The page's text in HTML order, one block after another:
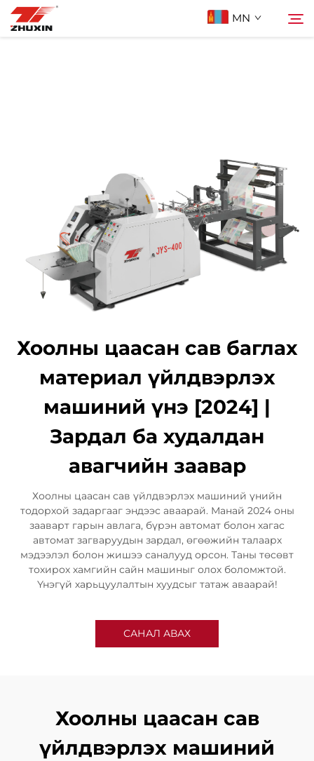
MN
Холбоо Барих
Түгээмэл асуулт
Хоолны цаасан сав баглах
материал үйлдвэрлэх
машиний үнэ [2024] |
Зардал ба худалдан
авагчийн заавар
Хоолны цаасан сав үйлдвэрлэх машиний үнийн
тодорхой задаргааг эндээс аваарай. Манай 2024 оны
зааварт гарын авлага, бүрэн автомат болон хагас
автомат загваруудын зардал, өгөөжийн талаарх
мэдээлэл болон жишээ саналууд орсон. Таны төсөвт
тохирох хамгийн сайн машиныг олох боломжтой.
Үнэгүй харьцуулалтын хуудсыг татаж аваарай!
САНАЛ АВАХ
Хоолны цаасан сав
үйлдвэрлэх машиний